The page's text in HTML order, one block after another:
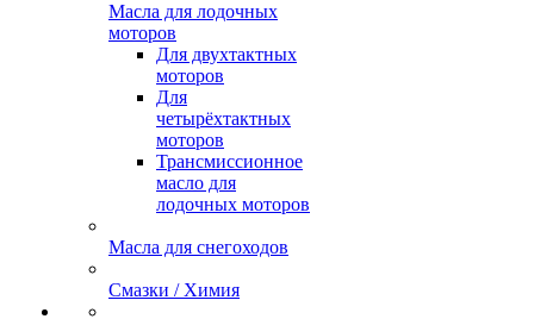
Масла для лодочных
моторов
Для двухтактных
моторов
Для
четырёхтактных
моторов
Трансмиссионное
масло для
лодочных моторов
Масла для снегоходов
Смазки / Химия